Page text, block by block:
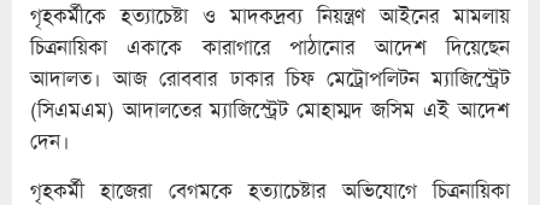
গৃহকর্মীকে হত্যাচেষ্টা ও মাদকদ্রব্য নিয়ন্ত্রণ আইনের মামলায়
চিত্রনায়িকা একাকে কারাগারে পাঠানোর আদেশ দিয়েছেন
আদালত। আজ রোববার ঢাকার চিফ মেট্রোপলিটন ম্যাজিস্ট্রেট
(সিএমএম) আদালতের ম্যাজিস্ট্রেট মোহাম্মদ জসিম এই আদেশ
দেন।
গৃহকর্মী হাজেরা বেগমকে হত্যাচেষ্টার অভিযোগে চিত্রনায়িকা